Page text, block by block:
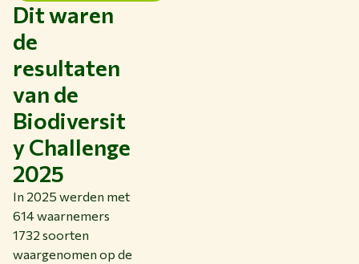
Dit waren
de
resultaten
van de
Biodiversit
y Challenge
2025
In 2025 werden met
614 waarnemers
1732 soorten
waargenomen op de